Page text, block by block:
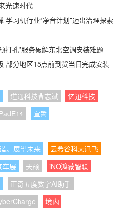
光速时代
学习机行业“净音计划”迈出治理探索
打孔”服务破解东北空调安装难题
部分地区15点前到货当日完成安装
道通科技曹志斌
亿迅科技
宣誓
。展望未来
云希谷科大讯飞
车展 天硕
iNO鸿蒙智联
正奇五度数字AI助手
境内